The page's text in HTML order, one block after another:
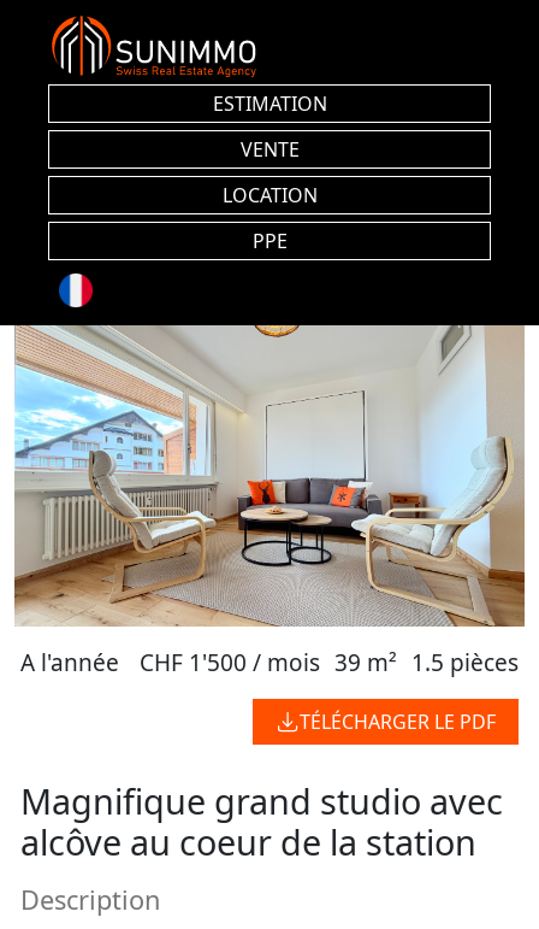
ESTIMATION
VENTE
LOCATION
PPE
A l'année CHF 1'500 / mois 39 m² 1.5 pièces
TÉLÉCHARGER LE PDF
Magnifique grand studio avec
alcôve au coeur de la station
Description